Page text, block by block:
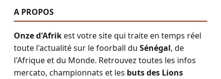
A PROPOS
Onze d'Afrikest votre site qui traite en temps réel
toute l'actualité sur le foorball du Sénégal, de
l'Afrique et du Monde. Retrouvez toutes les infos
mercato, championnats et les buts des Lions